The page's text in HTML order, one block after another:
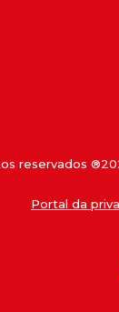
reservados ®
Portal da